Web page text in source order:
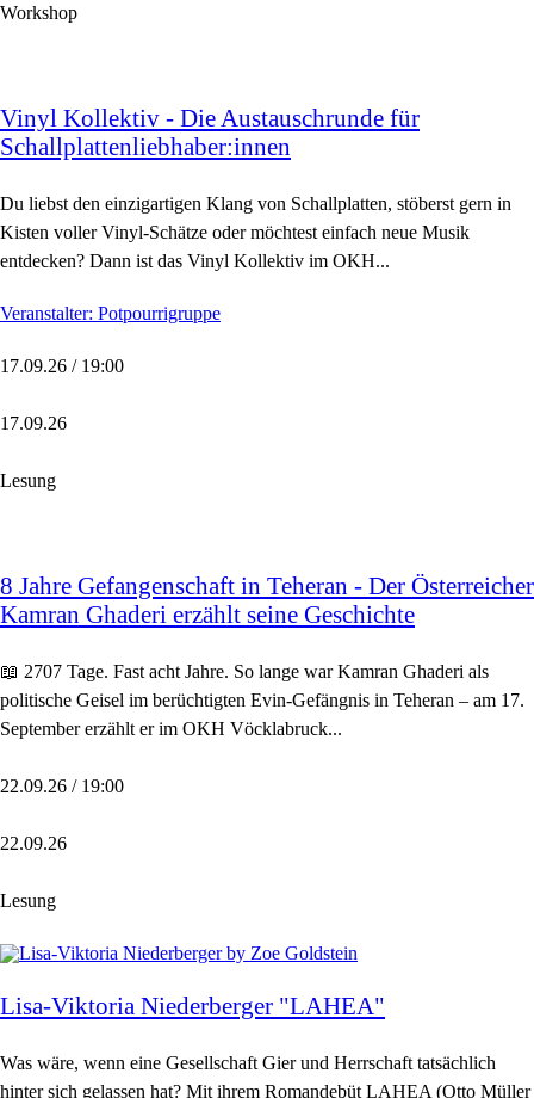
Workshop
Vinyl Kollektiv - Die Austauschrunde für
Schallplattenliebhaber:innen
Du liebst den einzigartigen Klang von Schallplatten, stöberst gern in
Kisten voller Vinyl-Schätze oder möchtest einfach neue Musik
entdecken? Dann ist das Vinyl Kollektiv im OKH...
Veranstalter: Potpourrigruppe
17.09.26 / 19:00
17.09.26
Lesung
8 Jahre Gefangenschaft in Teheran - Der Österreicher
Kamran Ghaderi erzählt seine Geschichte
📖 2707 Tage. Fast acht Jahre. So lange war Kamran Ghaderi als
politische Geisel im berüchtigten Evin-Gefängnis in Teheran – am 17.
September erzählt er im OKH Vöcklabruck...
22.09.26 / 19:00
22.09.26
Lesung
Lisa-Viktoria Niederberger "LAHEA"
Was wäre, wenn eine Gesellschaft Gier und Herrschaft tatsächlich
hinter sich gelassen hat? Mit ihrem Romandebüt LAHEA (Otto Müller